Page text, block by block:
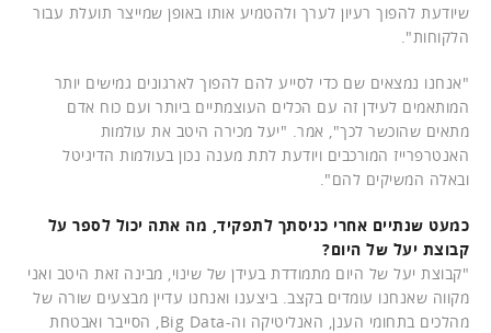
שיודעת להפוך רעיון לערך ולהטמיע אותו באופן שמייצר תועלת עבור
הלקוחות".
"אנחנו נמצאים שם כדי לסייע להם להפוך לארגונים גמישים יותר
המותאמים לעידן זה עם הכלים העוצמתיים ביותר ועם כוח אדם
מתאים שהוכשר לכך", אמר. "יעל מכירה היטב את עולמות
האנטרפרייז המורכבים ויודעת לתת מענה נכון בעולמות הדיגיטל
ובאלה המשיקים להם".
כמעט שנתיים אחרי כניסתך לתפקיד, מה אתה יכול לספר על
קבוצת יעל של היום?
"קבוצת יעל של היום מתמודדת בעידן של שינוי, מבינה זאת היטב ואני
מקווה שאנחנו עומדים בקצב. ביצענו ואנחנו עדיין מבצעים שורה של
מהלכים בתחומי הענן, האנליטיקה וה-Big Data, הסייבר ואבטחת